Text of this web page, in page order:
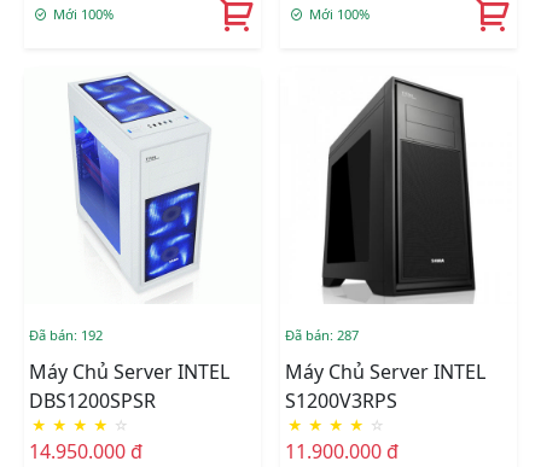
Mới 100% Mới 100%
Đã bán: 192
Máy Chủ Server INTEL
DBS1200SPSR
★ ★ ★ ★ ☆
14.950.000 đ
Đã bán: 287
Máy Chủ Server INTEL
S1200V3RPS
★ ★ ★ ★ ☆
11.900.000 đ